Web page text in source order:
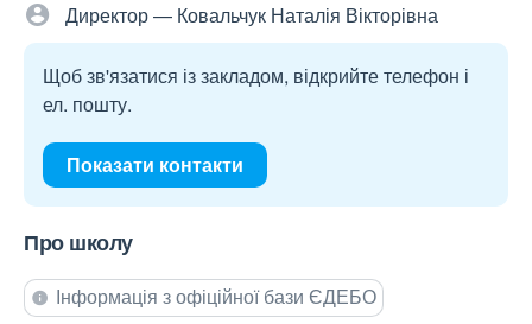
Директор — Ковальчук Наталія Вікторівна
Щоб зв'язатися із закладом, відкрийте телефон і
ел. пошту.
Показати контакти
Про школу
Інформація з офіційної бази ЄДЕБО